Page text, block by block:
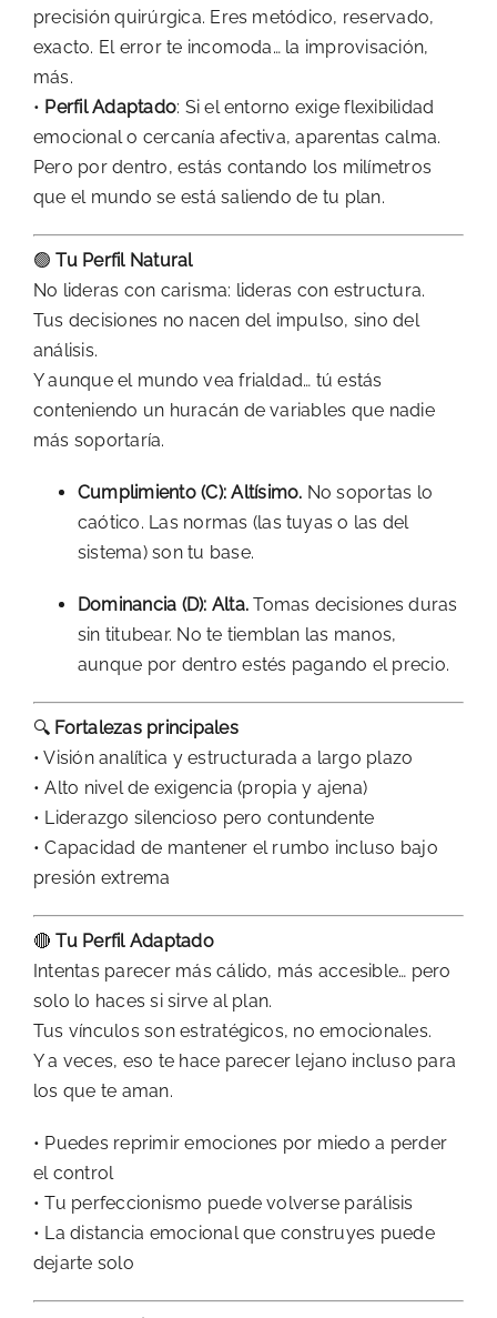
precisión quirúrgica. Eres metódico, reservado,
exacto. El error te incomoda… la improvisación,
más.
• Perfil Adaptado: Si el entorno exige flexibilidad
emocional o cercanía afectiva, aparentas calma.
Pero por dentro, estás contando los milímetros
que el mundo se está saliendo de tu plan.
🟢Tu Perfil Natural
No lideras con carisma: lideras con estructura.
Tus decisiones no nacen del impulso, sino del
análisis.
Y aunque el mundo vea frialdad… tú estás
conteniendo un huracán de variables que nadie
más soportaría.
Cumplimiento (C): Altísimo. No soportas lo
caótico. Las normas (las tuyas o las del
sistema) son tu base.
Dominancia (D): Alta. Tomas decisiones duras
sin titubear. No te tiemblan las manos,
aunque por dentro estés pagando el precio.
🔍 Fortalezas principales
• Visión analítica y estructurada a largo plazo
• Alto nivel de exigencia (propia y ajena)
• Liderazgo silencioso pero contundente
• Capacidad de mantener el rumbo incluso bajo
presión extrema
🔴Tu Perfil Adaptado
Intentas parecer más cálido, más accesible… pero
solo lo haces si sirve al plan.
Tus vínculos son estratégicos, no emocionales.
Y a veces, eso te hace parecer lejano incluso para
los que te aman.
• Puedes reprimir emociones por miedo a perder
el control
• Tu perfeccionismo puede volverse parálisis
• La distancia emocional que construyes puede
dejarte solo